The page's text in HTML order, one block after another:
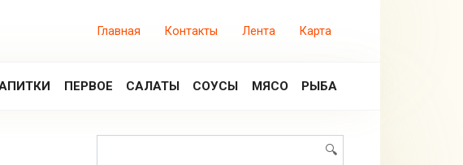
Главная Контакты Лента Карта
ПЕРВОЕ САЛАТЫ СОУСЫ МЯСО РЫБА